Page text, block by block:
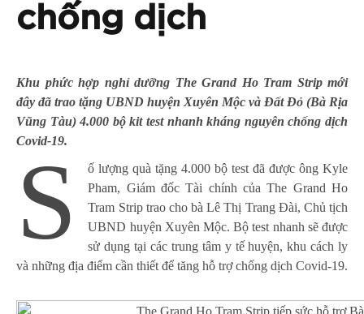
chống dịch
Khu phức hợp nghỉ dưỡng The Grand Ho Tram Strip mới
đây đã trao tặng UBND huyện Xuyên Mộc và Đất Đỏ (Bà Rịa
Vũng Tàu) 4.000 bộ kit test nhanh kháng nguyên chống dịch
Covid-19.
S
ố lượng quà tặng 4.000 bộ test đã được ông Kyle
Pham, Giám đốc Tài chính của The Grand Ho
Tram Strip trao cho bà Lê Thị Trang Đài, Chủ tịch
UBND huyện Xuyên Mộc. Bộ test nhanh sẽ được
sử dụng tại các trung tâm y tế huyện, khu cách ly
và những địa điểm cần thiết để tăng hỗ trợ chống dịch Covid-19.